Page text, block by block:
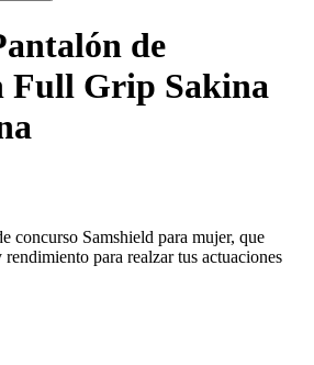
de
Full Grip Sakina
concurso Samshield para mujer, que
para realzar tus actuaciones